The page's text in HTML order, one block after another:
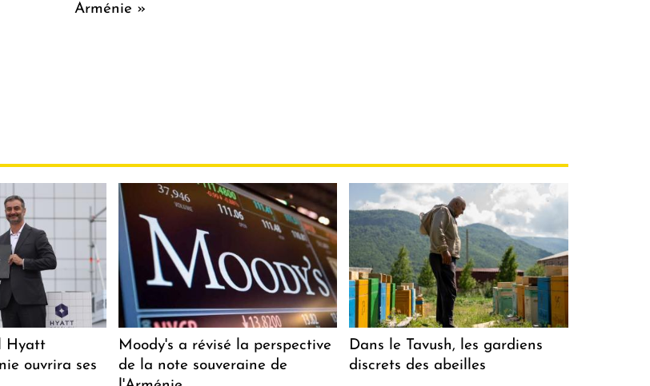
Arménie »
Hyatt
ouvrira ses
Moody's a révisé la perspective
de la note souveraine de
Dans le Tavush, les gardiens
discrets des abeilles